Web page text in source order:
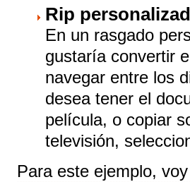
Rip
En un rasgado
gustaría convertir
navegar entre los
desea tener el
película, o copiar
televisión,
Para este ejemplo,